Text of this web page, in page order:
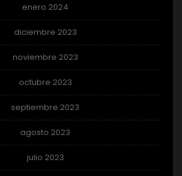
enero 2024
diciembre 2023
noviembre 2023
octubre 2023
septiembre 2023
agosto 2023
julio 2023